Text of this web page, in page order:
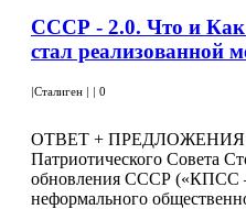
СССР - 2.0. Что и Как
стал реализованной
|Сталиген | | 0
ОТВЕТ + ПРЕДЛОЖЕНИЯ
Патриотического Совета
обновления СССР
неформального